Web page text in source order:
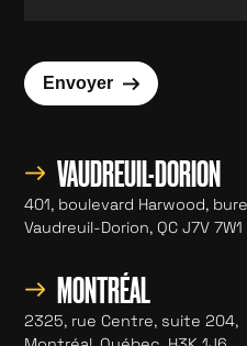
Envoyer →
→ VAUDREUIL-DORION
401, boulevard Harwood,
Vaudreuil-Dorion, QC J7V 7W1
→ MONTRÉAL
2325, rue Centre, suite 204,